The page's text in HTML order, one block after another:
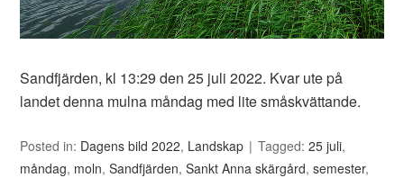
Sandfjärden, kl 13:29 den 25 juli 2022. Kvar ute på
landet denna mulna måndag med lite småskvättande.
Posted in: Dagens bild 2022, Landskap Tagged:25 juli,
måndag, moln,Sandfjärden,Sankt Anna skärgård,semester,